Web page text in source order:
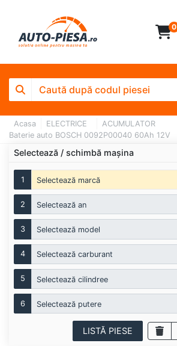
0
Acasa ELECTRICE
ACUMULATOR
Baterie auto BOSCH 0092P00040 60Ah 12V
Selectează / schimbă mașina
1 Selectează marcă
2 Selectează an
3 Selectează model
4 Selectează carburant
5 Selectează cilindree
6 Selectează putere
LISTĂ PIESE